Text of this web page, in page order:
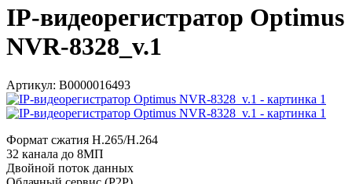
IP-видеорегистратор Optimus
NVR-8328_v.1
Артикул: В0000016493
Формат сжатия H.265/H.264
32 канала до 8МП
Двойной поток данных